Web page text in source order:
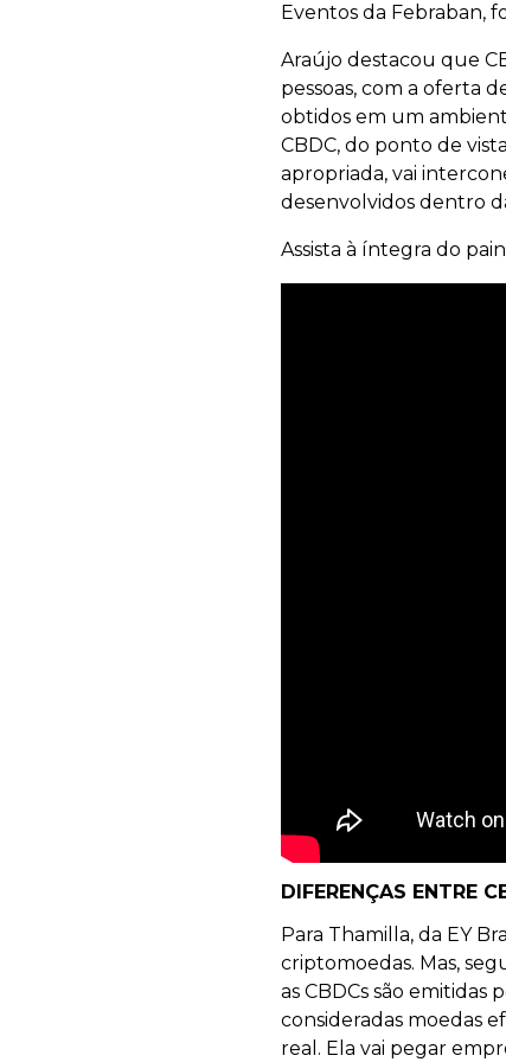
Eventos da Febraban,
Araújo destacou que
pessoas, com a oferta
obtidos em um
CBDC, do ponto de
apropriada, vai
desenvolvidos dentro
Assista à íntegra do
DIFERENÇAS ENTRE
Para Thamilla, da EY
criptomoedas. Mas,
as CBDCs são emitidas
consideradas moedas
real. Ela vai pegar